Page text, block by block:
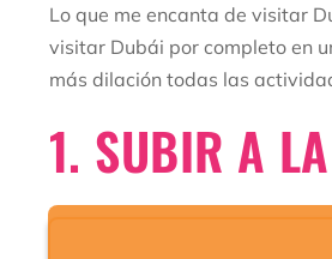
Lo que me encanta de visitar
visitar Dubái por completo en
más dilación todas las
1. SUBIR A